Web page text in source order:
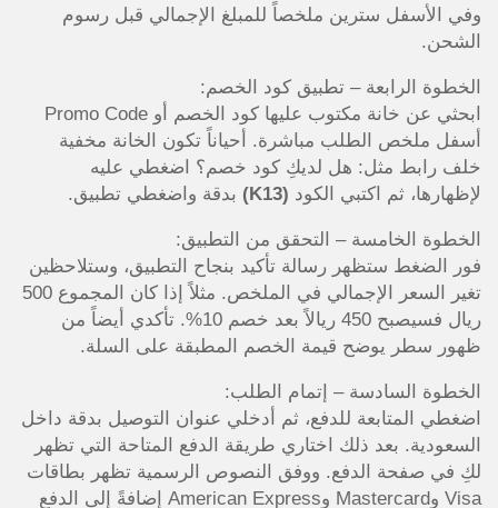
وفي الأسفل سترين ملخصاً للمبلغ الإجمالي قبل رسوم
الشحن.
الخطوة الرابعة – تطبيق كود الخصم:
ابحثي عن خانة مكتوب عليها كود الخصم أو Promo Code
أسفل ملخص الطلب مباشرة. أحياناً تكون الخانة مخفية
خلف رابط مثل: هل لديكِ كود خصم؟ اضغطي عليه
لإظهارها، ثم اكتبي الكود (K13) بدقة واضغطي تطبيق.
الخطوة الخامسة – التحقق من التطبيق:
فور الضغط ستظهر رسالة تأكيد بنجاح التطبيق، وستلاحظين
تغير السعر الإجمالي في الملخص. مثلاً إذا كان المجموع 500
ريال فسيصبح 450 ريالاً بعد خصم 10%. تأكدي أيضاً من
ظهور سطر يوضح قيمة الخصم المطبقة على السلة.
الخطوة السادسة – إتمام الطلب:
اضغطي المتابعة للدفع، ثم أدخلي عنوان التوصيل بدقة داخل
السعودية. بعد ذلك اختاري طريقة الدفع المتاحة التي تظهر
لكِ في صفحة الدفع. ووفق النصوص الرسمية تظهر بطاقات
Visa وMastercard وAmerican Express إضافةً إلى الدفع